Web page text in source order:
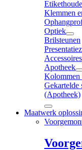
Klemmen
Optiek
Brilsteunen
Accessoires
Apotheek
Kolommen
Gekartelde
(Apotheek)
Maatwerk